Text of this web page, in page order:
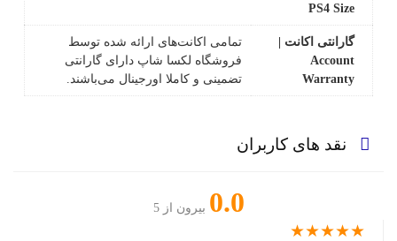
PS4 Size
گارانتی اکانت |
Account
Warranty
تمامی اکانت‌های ارائه شده توسط
فروشگاه لکسا شاپ دارای گارانتی
تضمینی و کاملا اورجینال می‌باشند.
نقد های کاربران
0.0 بیرون از 5
★
★
★
★
★